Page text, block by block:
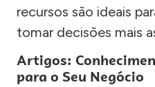
recursos são ideais
tomar decisões mais
Artigos:
para o Seu Negócio